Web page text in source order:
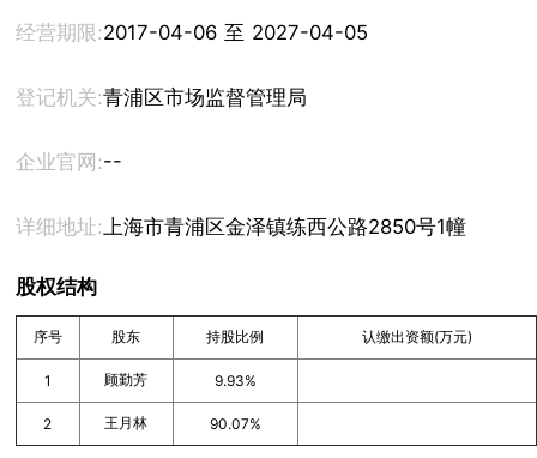
经营期限: 2017-04-06 至 2027-04-05
登记机关:青浦区市场监督管理局
企业官网:--
详细地址: 上海市青浦区金泽镇练西公路2850号1幢1层U区
股权结构
序号 股东 持股比例 认缴出资额(万元)
1 顾勤芳 9.93%
2 王月林 90.07%